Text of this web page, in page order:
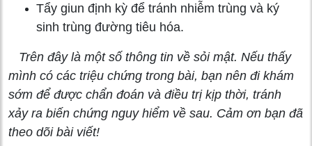
Tẩy giun định kỳ để tránh nhiễm trùng và ký
sinh trùng đường tiêu hóa.
Trên đây là một số thông tin về sỏi mật. Nếu thấy
mình có các triệu chứng trong bài, bạn nên đi khám
sớm để được chẩn đoán và điều trị kịp thời, tránh
xảy ra biến chứng nguy hiểm về sau. Cảm ơn bạn đã
theo dõi bài viết!